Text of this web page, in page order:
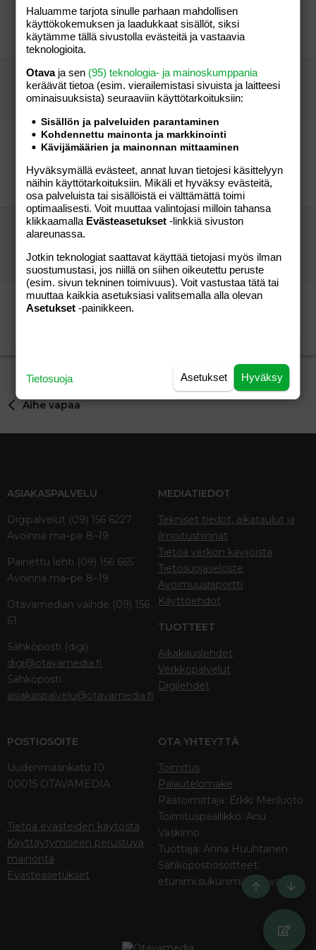
huolta oman kansan edusta
vierailija
Aihe vapaa
3
Aihe vapaa
04.10.2023
vierailija
"Aate kalifaatista elää vahvana."
vierailija Aihe vapaa
0
Aihe vapaa
08.09.2019
vierailija
Donald Trump potkii tuhansia somaleja pois
Usasta - toivottavasti saamme heidät Suomeen
👍
vierailija Aihe vapaa
54
Aihe vapaa
14.01.2026
vierailija
Suomeenkin halutaan liipasinherkkiä somaleja
poliiseiksi
vierailija Aihe vapaa
44
Aihe vapaa
31.07.2017
vierailija
Suomen armeijan tehokkuus on huomioitu
ulkomaita myöden
Aihe vapaa
ASIAKASPALVELU
Digipalvelut (09) 156 6227
Avoinna ma–pe 8–19
Painettu lehti (09) 156 665
Avoinna ma–pe 8–19
Otavamedian vaihde (09) 156
61
Sähköposti (digi)
digi@otavamedia.fi
Sähköposti
asiakaspalvelu@otavamedia.fi
MEDIATIEDOT
Tekniset tiedot, aikataulut ja
ilmoitushinnat
Tietoa verkon kävijöistä
Tietosuojaseloste
Avoimuusraportti
Käyttöehdot
TUOTTEET
Aikakauslehdet
Verkkopalvelut
Digilehdet
POSTIOSOITE
Uudenmaankatu 10
00015 OTAVAMEDIA
Tietoa evästeiden käytöstä
Käyttäytymiseen perustuva
mainonta
Evästeasetukset
OTA YHTEYTTÄ
Toimitus
Palautelomake
Päätoimittaja: Erkki Meriluoto
Toimituspäällikkö: Anu
Vaskimo
Tuottaja: Anna Huuhtanen
Sähköpostiosoitteet:
etunimi.sukunimi@otava.fi
Ylös
Haluamme tarjota sinulle parhaan mahdollisen
käyttökokemuksen ja laadukkaat sisällöt, siksi
käytämme tällä sivustolla evästeitä ja vastaavia
teknologioita.
Otavaja sen (95) teknologia- ja mainoskumppania
keräävät tietoa (esim. vierailemis­tasi sivuista ja laitteesi
ominaisuuk­sista) seuraaviin käyttötarkoituksiin:
Sisällön ja palveluiden parantaminen
Kohdennettu mainonta ja markkinointi
Kävijämäärien ja mainonnan mittaaminen
Hyväksymällä evästeet, annat luvan tietojesi käsittelyyn
näihin käyttötarkoituksiin. Mikäli et hyväksy evästeitä,
osa palveluista tai sisällöistä ei välttämättä toimi
optimaalisesti. Voit muuttaa valintojasi milloin tahansa
klikkaamalla Evästeasetukset -linkkiä sivuston
alareunassa.
Jotkin teknologiat saattavat käyttää tietojasi myös ilman
suostumustasi, jos niillä on siihen oikeutettu peruste
(esim. sivun tekninen toimivuus). Voit vastustaa tätä tai
muuttaa kaikkia asetuksiasi valitsemalla alla olevan
Asetukset -painikkeen.
Hyväksy
Asetukset
Tietosuoja